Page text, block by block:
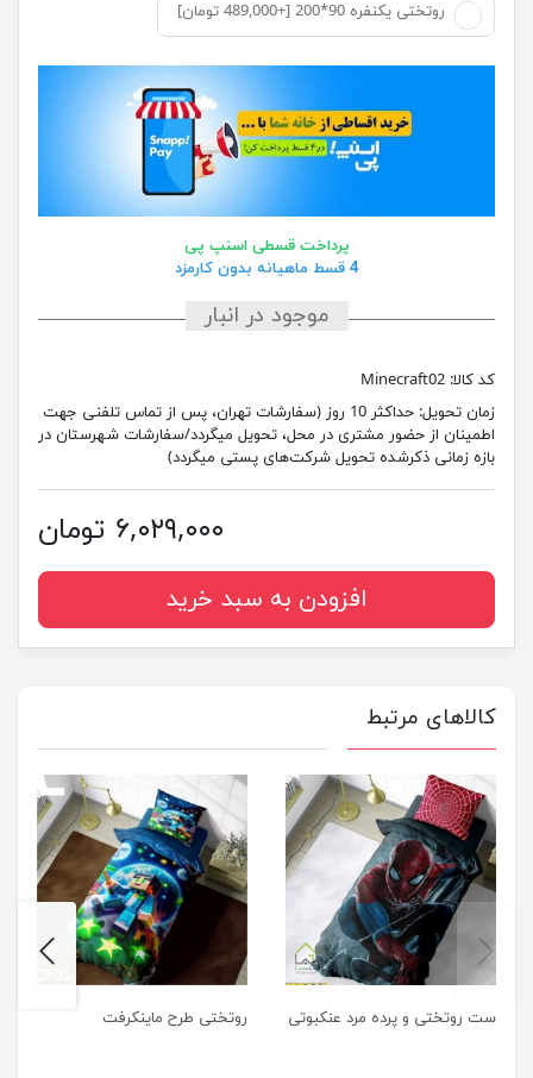
روتختی یکنفره 90*200 [+489,000 تومان]
پرداخت قسطی اسنپ پی
4 قسط ماهیانه بدون کارمزد
موجود در انبار
کد کالا: Minecraft02
زمان تحویل:
حداکثر 10 روز (سفارشات تهران، پس از تماس تلفنی جهت
اطمینان از حضور مشتری در محل، تحویل میگردد/سفارشات شهرستان در
بازه زمانی ذکرشده تحویل شرکت‌های پستی میگردد)
۶,۰۲۹,۰۰۰ تومان
افزودن به سبد خرید
کالاهای مرتبط
ست روتختی و پرده مرد عنکبوتی روتختی طرح ماینکرفت
previus